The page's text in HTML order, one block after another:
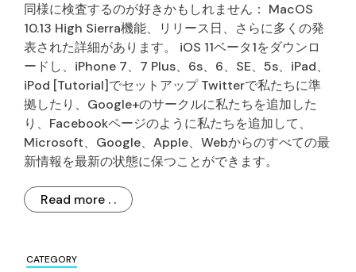
同様に検査するのが好きかもしれません： MacOS
10.13 High Sierra機能、リリース日、さらに多くの発
表された詳細があります。 iOS 11ベータ1をダウンロ
ードし、iPhone 7、7 Plus、6s、6、SE、5s、iPad、
iPod [Tutorial]でセットアップ Twitterで私たちに準
拠したり、Google+のサークルに私たちを追加した
り、Facebookページのように私たちを追加して、
Microsoft、Google、Apple、Webからのすべての最
新情報を最新の状態に保つことができます。
Read more . .
CATEGORY